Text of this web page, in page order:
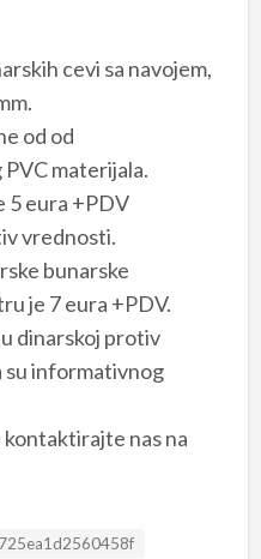
cevi sa navojem,
od od
materijala.
5 eura +PDV
vrednosti.
bunarske
je 7 eura +PDV.
dinarskoj protiv
su informativnog
nas na
ID